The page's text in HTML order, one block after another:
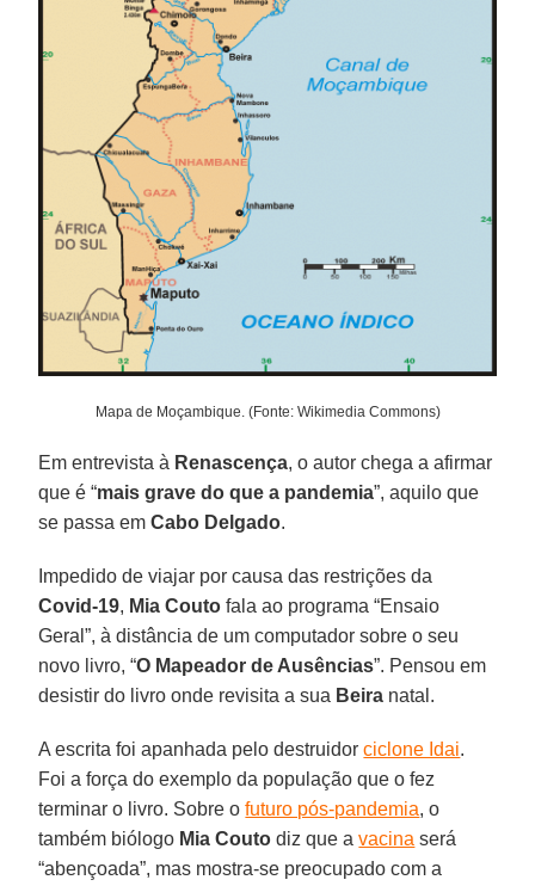
Mapa de Moçambique. (Fonte: Wikimedia Commons)
Em entrevista à Renascença, o autor chega a afirmar
que é “mais grave do que a pandemia”, aquilo que
se passa emCabo Delgado.
Impedido de viajar por causa das restrições da
Covid-19, Mia Couto fala ao programa “Ensaio
Geral”, à distância de um computador sobre o seu
novo livro, “O Mapeador de Ausências”. Pensou em
desistir do livro onde revisita a sua Beira natal.
A escrita foi apanhada pelo destruidorciclone Idai.
Foi a força do exemplo da população que o fez
terminar o livro. Sobre o futuro pós-pandemia, o
também biólogo Mia Couto diz que avacina será
“abençoada”, mas mostra-se preocupado com a